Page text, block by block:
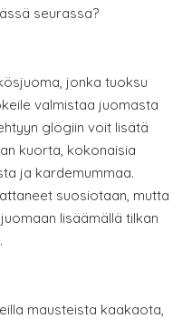
seurassa?
jonka tuoksu
valmistaa juomasta
glögiin voit lisätä
kuorta, kokonaisia
ja kardemummaa.
suosiotaan, mutta
lisäämällä tilkan
mausteista kaakaota,